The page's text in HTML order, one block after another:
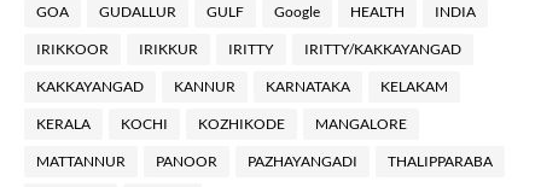
GOA GUDALLUR GULF Google HEALTH INDIA
IRIKKOOR IRIKKUR IRITTY IRITTY/KAKKAYANGAD
KAKKAYANGAD KANNUR KARNATAKA KELAKAM
KERALA KOCHI KOZHIKODE MANGALORE
MATTANNUR PANOOR PAZHAYANGADI THALIPPARABA